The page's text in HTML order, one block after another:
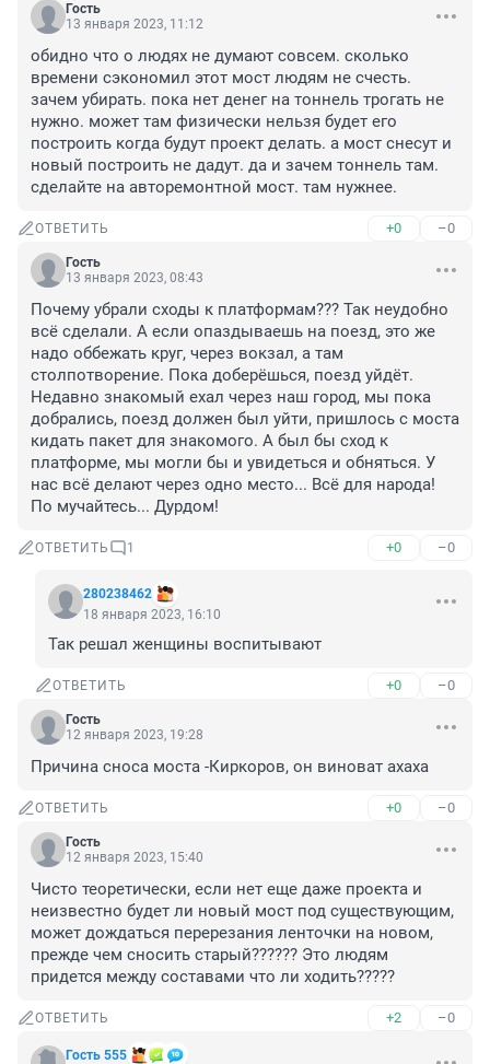
Гость
13 января 2023, 11:12
обидно что о людях не думают совсем. сколько
времени сэкономил этот мост людям не счесть.
зачем убирать. пока нет денег на тоннель трогать не
нужно. может там физически нельзя будет его
построить когда будут проект делать. а мост снесут и
новый построить не дадут. да и зачем тоннель там.
сделайте на авторемонтной мост. там нужнее.
ОТВЕТИТЬ +0 –0
Гость
13 января 2023, 08:43
Почему убрали сходы к платформам??? Так неудобно
всё сделали. А если опаздываешь на поезд, это же
надо оббежать круг, через вокзал, а там
столпотворение. Пока доберёшься, поезд уйдёт.
Недавно знакомый ехал через наш город, мы пока
добрались, поезд должен был уйти, пришлось с моста
кидать пакет для знакомого. А был бы сход к
платформе, мы могли бы и увидеться и обняться. У
нас всё делают через одно место... Всё для народа!
По мучайтесь... Дурдом!
ОТВЕТИТЬ 1 +0 –0
280238462
18 января 2023, 16:10
Так решал женщины воспитывают
ОТВЕТИТЬ +0 –0
Гость
12 января 2023, 19:28
Причина сноса моста -Киркоров, он виноват ахаха
ОТВЕТИТЬ +0 –0
Гость
12 января 2023, 15:40
Чисто теоретически, если нет еще даже проекта и
неизвестно будет ли новый мост под существующим,
может дождаться перерезания ленточки на новом,
прежде чем сносить старый?????? Это людям
придется между составами что ли ходить?????
ОТВЕТИТЬ +2 –0
Гость 555